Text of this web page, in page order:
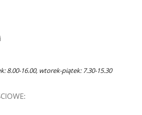
8.00-16.00, wtorek-piątek: 7.30-15.30